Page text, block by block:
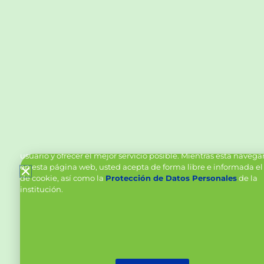
usuario y ofrecer el mejor servicio posible. Mientras está
en esta página web, usted acepta de forma libre e informada el
de cookie, así como la Protección de Datos Personalesde la
institución.